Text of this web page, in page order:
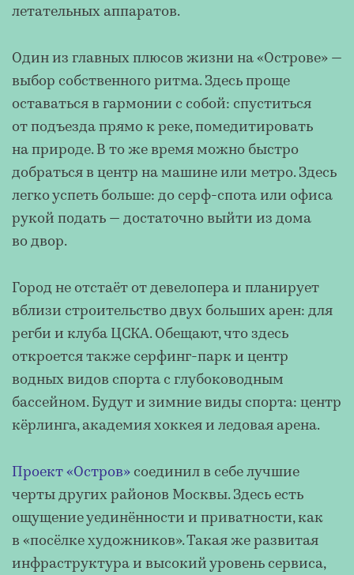
летательных аппаратов.
Один из главных плюсов жизни на «Острове» —
выбор собственного ритма. Здесь проще
оставаться в гармонии с собой: спуститься
от подъезда прямо к реке, помедитировать
на природе. В то же время можно быстро
добраться в центр на машине или метро. Здесь
легко успеть больше: до серф-спота или офиса
рукой подать — достаточно выйти из дома
во двор.
Город не отстаёт от девелопера и планирует
вблизи строительство двух больших арен: для
регби и клуба ЦСКА. Обещают, что здесь
откроется также серфинг-парк и центр
водных видов спорта с глубоководным
бассейном. Будут и зимние виды спорта: центр
кёрлинга, академия хоккея и ледовая арена.
Проект «Остров»соединил в себе лучшие
черты других районов Москвы. Здесь есть
ощущение уединённости и приватности, как
в «посёлке художников». Такая же развитая
инфраструктура и высокий уровень сервиса,